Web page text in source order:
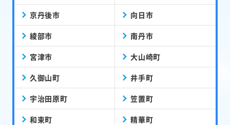
京丹後市 向日市
綾部市 南丹市
宮津市 大山崎町
久御山町 井手町
宇治田原町 笠置町
和束町 精華町